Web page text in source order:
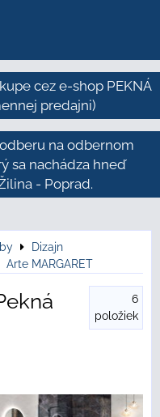
cez e-shop PEKNÁ
predajni)
na odbernom
sa nachádza hneď
- Poprad.
Dizajn
Arte MARGARET
6
položiek